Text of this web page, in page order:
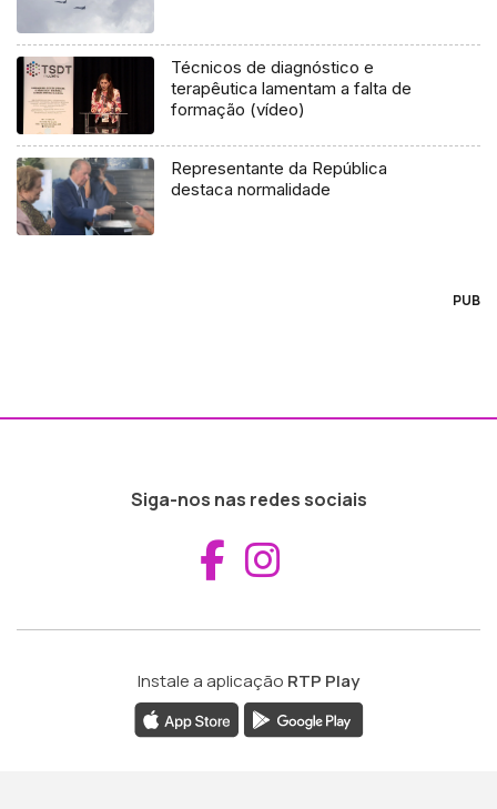
Técnicos de diagnóstico e
terapêutica lamentam a falta de
formação (vídeo)
Representante da República
destaca normalidade
PUB
Siga-nos nas redes sociais
Aceder ao
Instale a aplicação RTP Play